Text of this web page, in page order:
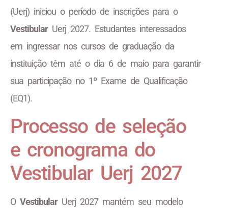
(Uerj) iniciou o período de inscrições para o
VestibularUerj 2027. Estudantes interessados
em ingressar nos cursos de graduação da
instituição têm até o dia 6 de maio para garantir
sua participação no 1º Exame de Qualificação
(EQ1).
Processo de seleção
e cronograma do
Vestibular Uerj 2027
O VestibularUerj 2027 mantém seu modelo